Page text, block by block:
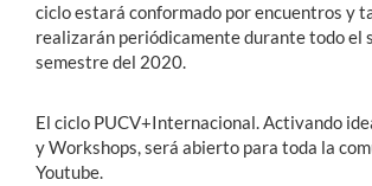
ciclo estará conformado por encuentros y
realizarán periódicamente durante todo el
semestre del 2020.
El ciclo PUCV+Internacional. Activando
y Workshops, será abierto para toda la
Youtube.